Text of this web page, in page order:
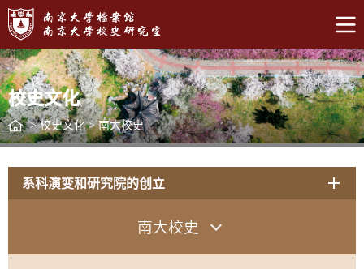
校史文化
> 校史文化 > 南大校史
系科演变和研究院的创立
南大校史